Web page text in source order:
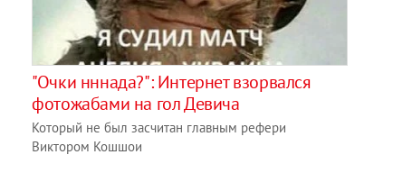
"Очки нннада?": Интернет взорвался
фотожабами на гол Девича
Который не был засчитан главным рефери
Виктором Кошшои